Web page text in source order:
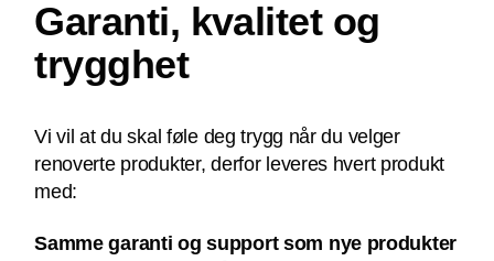
Garanti, kvalitet og
trygghet
Vi vil at du skal føle deg trygg når du velger
renoverte produkter, derfor leveres hvert produkt
med:
Samme garanti og support som nye produkter